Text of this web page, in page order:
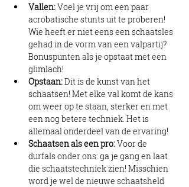
Vallen: Voel je vrij om een paar
acrobatische stunts uit te proberen!
Wie heeft er niet eens een schaatsles
gehad in de vorm van een valpartij?
Bonuspunten als je opstaat met een
glimlach!
Opstaan: Dit is de kunst van het
schaatsen! Met elke val komt de kans
om weer op te staan, sterker en met
een nog betere techniek. Het is
allemaal onderdeel van de ervaring!
Schaatsen als een pro: Voor de
durfals onder ons: ga je gang en laat
die schaatstechniek zien! Misschien
word je wel de nieuwe schaatsheld